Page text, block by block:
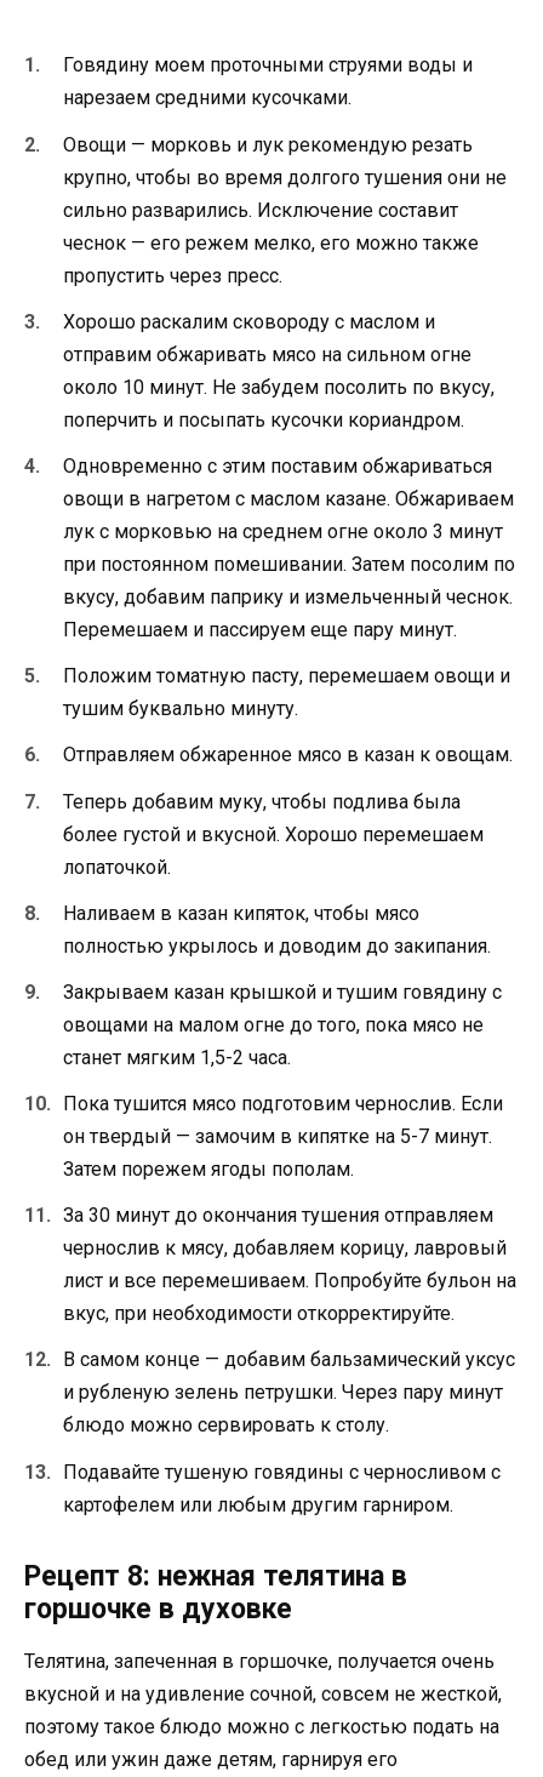
Говядину моем проточными струями воды и
нарезаем средними кусочками.
Овощи — морковь и лук рекомендую резать
крупно, чтобы во время долгого тушения они не
сильно разварились. Исключение составит
чеснок — его режем мелко, его можно также
пропустить через пресс.
Хорошо раскалим сковороду с маслом и
отправим обжаривать мясо на сильном огне
около 10 минут. Не забудем посолить по вкусу,
поперчить и посыпать кусочки кориандром.
Одновременно с этим поставим обжариваться
овощи в нагретом с маслом казане. Обжариваем
лук с морковью на среднем огне около 3 минут
при постоянном помешивании. Затем посолим по
вкусу, добавим паприку и измельченный чеснок.
Перемешаем и пассируем еще пару минут.
Положим томатную пасту, перемешаем овощи и
тушим буквально минуту.
Отправляем обжаренное мясо в казан к овощам.
Теперь добавим муку, чтобы подлива была
более густой и вкусной. Хорошо перемешаем
лопаточкой.
Наливаем в казан кипяток, чтобы мясо
полностью укрылось и доводим до закипания.
Закрываем казан крышкой и тушим говядину с
овощами на малом огне до того, пока мясо не
станет мягким 1,5-2 часа.
Пока тушится мясо подготовим чернослив. Если
он твердый — замочим в кипятке на 5-7 минут.
Затем порежем ягоды пополам.
За 30 минут до окончания тушения отправляем
чернослив к мясу, добавляем корицу, лавровый
лист и все перемешиваем. Попробуйте бульон на
вкус, при необходимости откорректируйте.
В самом конце — добавим бальзамический уксус
и рубленую зелень петрушки. Через пару минут
блюдо можно сервировать к столу.
Подавайте тушеную говядины с черносливом с
картофелем или любым другим гарниром.
Рецепт 8: нежная телятина в
горшочке в духовке
Телятина, запеченная в горшочке, получается очень
вкусной и на удивление сочной, совсем не жесткой,
поэтому такое блюдо можно с легкостью подать на
обед или ужин даже детям, гарнируя его